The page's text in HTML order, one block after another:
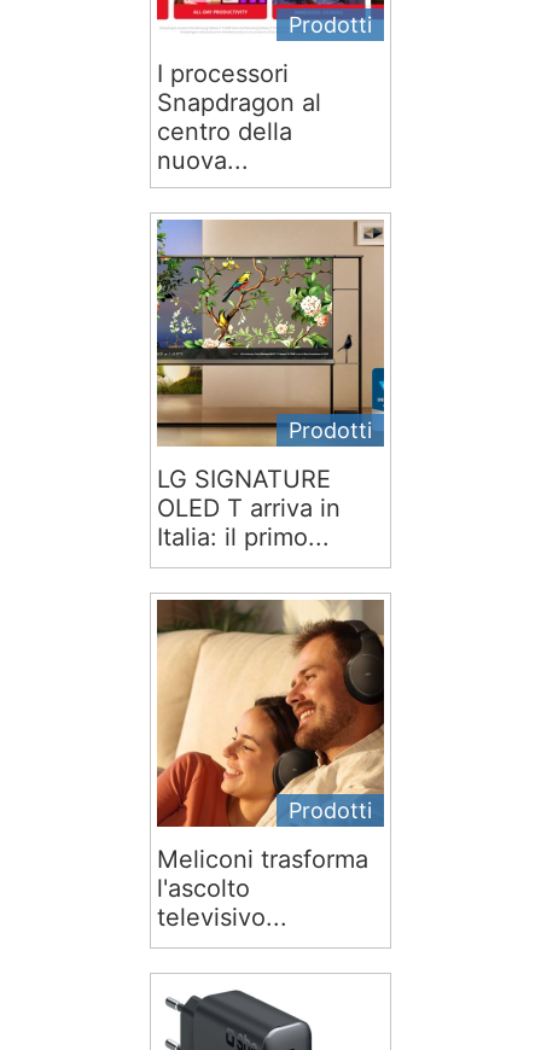
Prodotti
I processori
Snapdragon al
centro della
nuova...
Prodotti
LG SIGNATURE
OLED T arriva in
Italia: il primo...
Prodotti
Meliconi trasforma
l'ascolto
televisivo...